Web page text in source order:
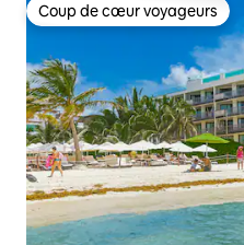
Coup de cœur voyageurs
Coup de cœur voyageurs